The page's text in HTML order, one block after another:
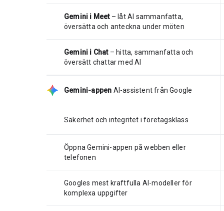
Gemini i Meet– låt AI sammanfatta,
översätta och anteckna under möten
Gemini i Chat– hitta, sammanfatta och
översätt chattar med AI
Gemini-appen AI-assistent från Google
Säkerhet och integritet i företagsklass
Öppna Gemini-appen på webben eller
telefonen
Googles mest kraftfulla AI-modeller för
komplexa uppgifter